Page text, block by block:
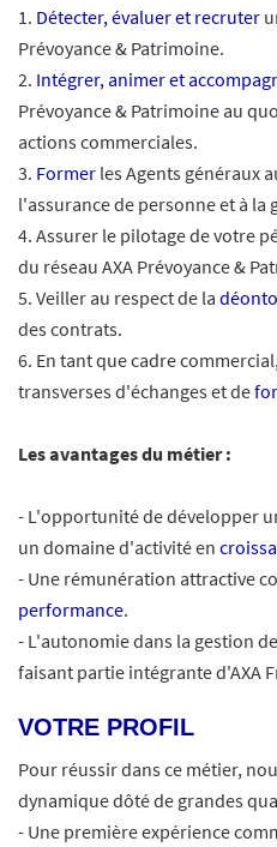
1. Détecter, évaluer et recruter
Prévoyance & Patrimoine.
2. Intégrer, animer et
Prévoyance & Patrimoine au
actions commerciales.
3. Former les Agents généraux
l'assurance de personne et à la
4. Assurer le pilotage de votre
du réseau AXA Prévoyance &
5. Veiller au respect de la
des contrats.
6. En tant que cadre
transverses d'échanges et de
Les avantages du métier :
- L'opportunité de développer
un domaine d'activité en
- Une rémunération attractive
performance.
- L'autonomie dans la gestion
faisant partie intégrante d'AXA
VOTRE PROFIL
Pour réussir dans ce métier,
dynamique dôté de grandes
- Une première expérience